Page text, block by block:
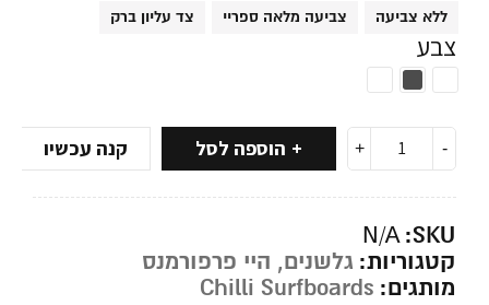
ללא צביעה צביעה מלאה ספריי צד עליון ברק
צבע
הוספה לסל קנה עכשיו
SKU:
N/A
קטגוריות: גלשנים, היי פרפורמנס
מותגים: Chilli Surfboards